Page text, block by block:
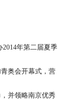
年第二届夏季
奥会开幕式，营
并领略南京优秀